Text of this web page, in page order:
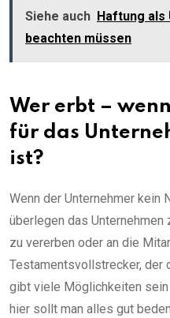
Siehe auch Haftung als
beachten müssen
Wer erbt –
für das
ist?
Wenn der Unternehmer kein
überlegen das
zu vererben oder an die
Testamentsvollstrecker, der
gibt viele Möglichkeiten sein
hier sollt man alles gut